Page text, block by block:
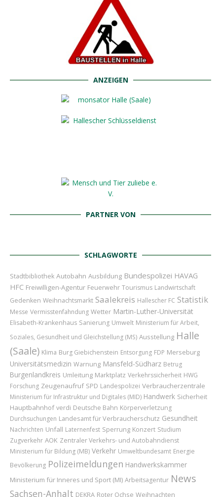
ANZEIGEN
PARTNER VON
SCHLAGWORTE
Stadtbibliothek Autobahn Ausbildung Bundespolizei HAVAG
HFC Freiwilligen-Agentur Feuerwehr Tourismus Landwirtschaft
Gedenken Weihnachtsmarkt Saalekreis Hallescher FC Statistik
Messe Vermisstenfahndung Wetter Martin-Luther-Universität
Elisabeth-Krankenhaus Sanierung Umwelt Ministerium für Arbeit,
Soziales, Gesundheit und Gleichstellung (MS) Ausstellung Halle
(Saale) Klima Burg Giebichenstein Entsorgung FDP Merseburg
Universitätsmedizin Warnung Mansfeld-Südharz Betrug
Burgenlandkreis Umleitung Marktplatz Verkehrssicherheit HWG
Forschung Zeugenaufruf SPD Landespolizei Verbraucherzentrale
Ministerium für Infrastruktur und Digitales (MID) Handwerk Sicherheit
Hauptbahnhof verdi Deutsche Bahn Körperverletzung
Durchsuchungen Landesamt für Verbraucherschutz Gesundheit
Nachrichten Unfall Laternenfest Sperrung Konzert Studium
Zugverkehr AOK Zentraler Verkehrs- und Autobahndienst
Ministerium für Bildung (MB) Verkehr Umweltbundesamt Energie
Bevölkerung Polizeimeldungen Handwerkskammer
Ministerium für Inneres und Sport (MI) Arbeitsagentur News
Sachsen-Anhalt DEKRA Roter Ochse Weihnachten